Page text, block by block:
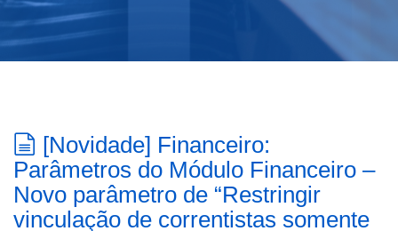
[Novidade] Financeiro:
Parâmetros do Módulo Financeiro –
Novo parâmetro de “Restringir
vinculação de correntistas somente